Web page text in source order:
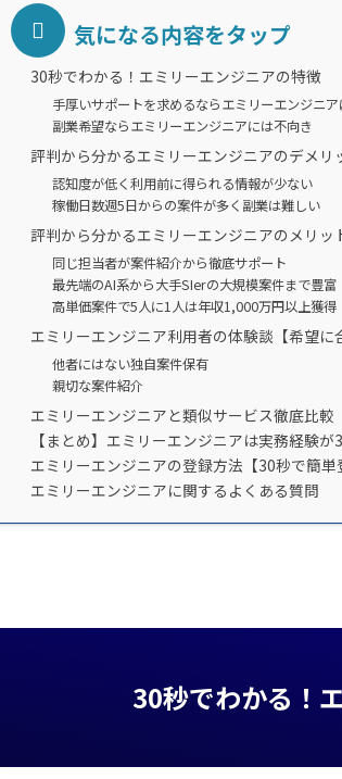
気になる内容をタップ
30秒でわかる！エミリーエンジニアの特徴
手厚いサポートを求めるならエミリーエンジニ
副業希望ならエミリーエンジニアには不向き
評判から分かるエミリーエンジニアのデメリ
認知度が低く利用前に得られる情報が少ない
稼働日数週5日からの案件が多く副業は難しい
評判から分かるエミリーエンジニアのメリッ
同じ担当者が案件紹介から徹底サポート
最先端のAI系から大手SIerの大規模案件まで豊富
高単価案件で5人に1人は年収1,000万円以上獲得
エミリーエンジニア利用者の体験談【希望に
他者にはない独自案件保有
親切な案件紹介
エミリーエンジニアと類似サービス徹底比較
【まとめ】エミリーエンジニアは実務経験
エミリーエンジニアの登録方法【30秒で簡単
エミリーエンジニアに関するよくある質問
30秒でわかる！